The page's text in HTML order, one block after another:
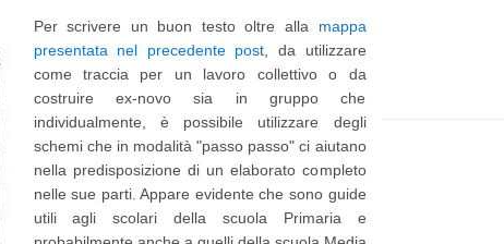
Per scrivere un buon testo oltre alla mappa
presentata nel precedente post , da utilizzare
come traccia per un lavoro collettivo o da
costruire ex-novo sia in gruppo che
individualmente, è possibile utilizzare degli
schemi che in modalità "passo passo" ci aiutano
nella predisposizione di un elaborato completo
nelle sue parti. Appare evidente che sono guide
utili agli scolari della scuola Primaria e